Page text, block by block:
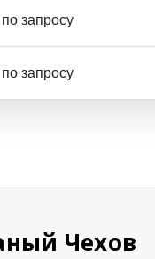
по запросу
по запросу
Чехов